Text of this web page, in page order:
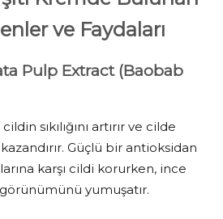
ve Faydaları
Pulp Extract (Baobab
sıkılığını artırır ve cilde
Güçlü bir antioksidan
karşı cildi korurken, ince
görünümünü yumuşatır.